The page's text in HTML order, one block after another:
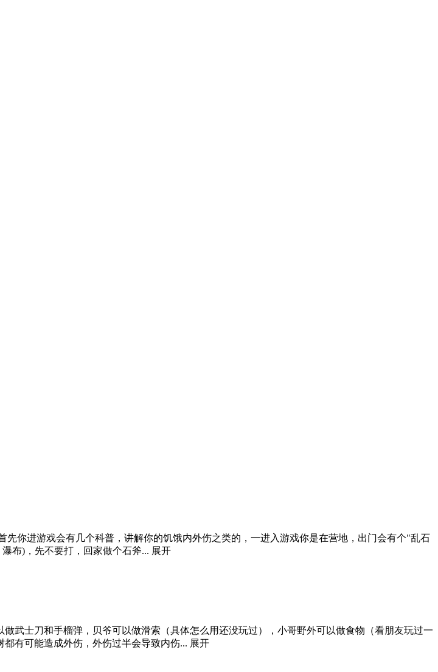
你进游戏会有几个科普，讲解你的饥饿内外伤之类的，一进入游戏你是在营地，出门会有个"乱石
布)，先不要打，回家做个石斧... 展开
武士刀和手榴弹，贝爷可以做滑索（具体怎么用还没玩过），小哥野外可以做食物（看朋友玩过一
有可能造成外伤，外伤过半会导致内伤... 展开